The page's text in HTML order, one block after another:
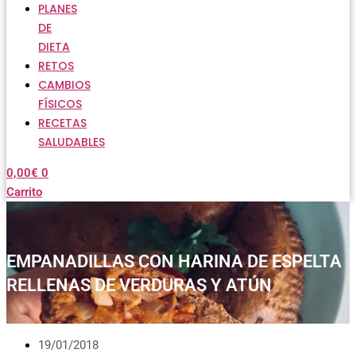
PLANES
DE
DIETA
RETOS
CAMBIOS
FÍSICOS
RECETAS
SALUDABLES
0,00€ 0
Carrito
EMPANADILLAS CON HARINA DE ESPELTA
RELLENAS DE VERDURAS Y ATÚN
19/01/2018